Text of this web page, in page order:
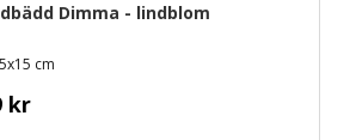
Dimma - lindblom
cm
kr